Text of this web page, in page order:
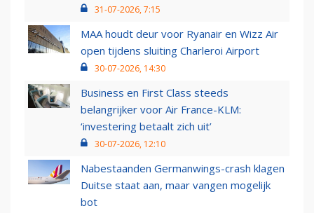
31-07-2026, 7:15
MAA houdt deur voor Ryanair en Wizz Air
open tijdens sluiting Charleroi Airport
30-07-2026, 14:30
Business en First Class steeds
belangrijker voor Air France-KLM:
‘investering betaalt zich uit’
30-07-2026, 12:10
Nabestaanden Germanwings-crash klagen
Duitse staat aan, maar vangen mogelijk
bot